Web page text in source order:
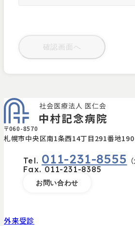
〒060-8570
札幌市中央区南1条西14丁目291番地190
Tel. 011-231-8555
Fax. 011-231-8385
お問い合わせ
外来受診